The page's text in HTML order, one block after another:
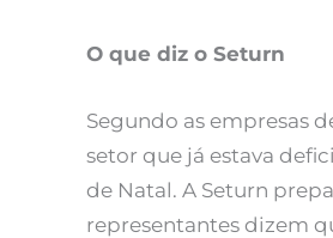
O que diz o Seturn
Segundo as empresas
setor que já estava
de Natal. A Seturn
representantes dizem